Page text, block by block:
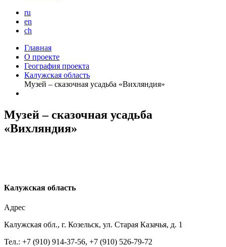
ru
en
ch
Главная
О проекте
География проекта
Калужская область
Музей – сказочная усадьба «Вихляндия»
Музей – сказочная усадьба
«Вихляндия»
Калужская область
Адрес
Калужская обл., г. Козельск, ул. Старая Казачья, д. 1
Тел.: +7 (910) 914-37-56, +7 (910) 526-79-72